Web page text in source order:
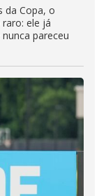
da Copa, o
ele já
pareceu